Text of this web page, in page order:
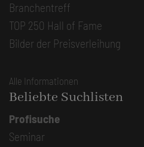
Branchentreff
TOP 250 Hall of Fame
Bilder der Preisverleihung
Alle Informationen
Beliebte Suchlisten
Profisuche
Seminar